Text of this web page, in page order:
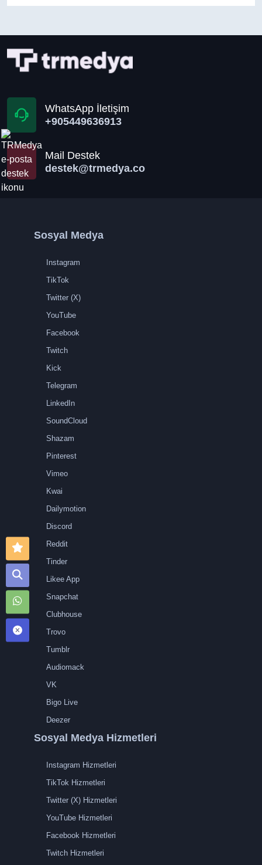
WhatsApp İletişim
+905449636913
Mail Destek
destek@trmedya.co
Sosyal Medya
Instagram
TikTok
Twitter (X)
YouTube
Facebook
Twitch
Kick
Telegram
LinkedIn
SoundCloud
Shazam
Pinterest
Vimeo
Kwai
Dailymotion
Discord
Reddit
Tinder
Likee App
Snapchat
Clubhouse
Trovo
Tumblr
Audiomack
VK
Bigo Live
Deezer
Sosyal Medya Hizmetleri
Instagram Hizmetleri
TikTok Hizmetleri
Twitter (X) Hizmetleri
YouTube Hizmetleri
Facebook Hizmetleri
Twitch Hizmetleri